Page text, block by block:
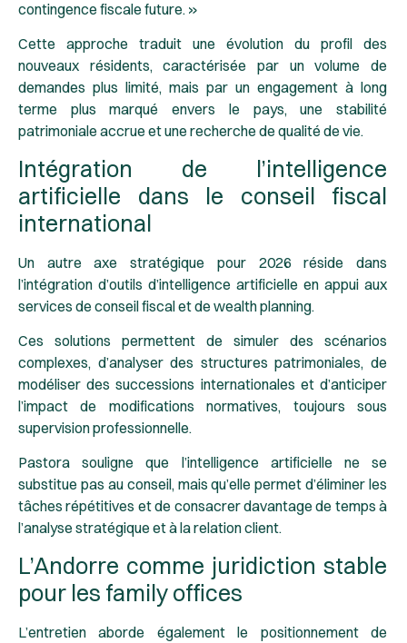
contingence fiscale future. »
Cette approche traduit une évolution du profil des
nouveaux résidents, caractérisée par un volume de
demandes plus limité, mais par un engagement à long
terme plus marqué envers le pays, une stabilité
patrimoniale accrue et une recherche de qualité de vie.
Intégration de l’intelligence
artificielle dans le conseil fiscal
international
Un autre axe stratégique pour 2026 réside dans
l’intégration d’outils d’intelligence artificielle en appui aux
services de conseil fiscal et de wealth planning.
Ces solutions permettent de simuler des scénarios
complexes, d’analyser des structures patrimoniales, de
modéliser des successions internationales et d’anticiper
l’impact de modifications normatives, toujours sous
supervision professionnelle.
Pastora souligne que l’intelligence artificielle ne se
substitue pas au conseil, mais qu’elle permet d’éliminer les
tâches répétitives et de consacrer davantage de temps à
l’analyse stratégique et à la relation client.
L’Andorre comme juridiction stable
pour les family offices
L’entretien aborde également le positionnement de